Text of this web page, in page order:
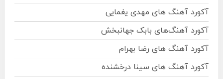
آکورد آهنگ های مهدی یغمایی
آکورد آهنگ‌های بابک جهانبخش
آکورد آهنگ های رضا بهرام
آکورد آهنگ های سینا درخشنده